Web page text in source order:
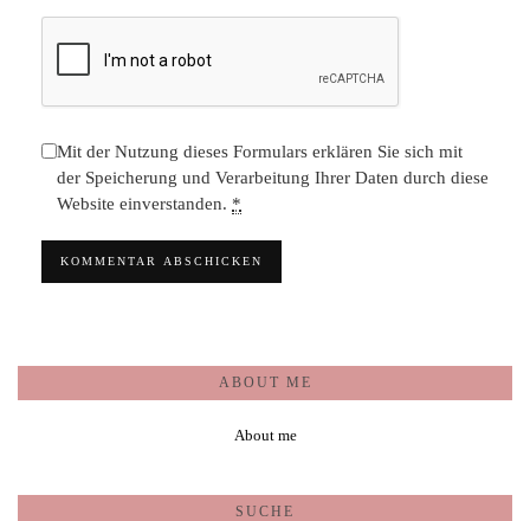
Mit der Nutzung dieses Formulars erklären Sie sich mit
der Speicherung und Verarbeitung Ihrer Daten durch diese
Website einverstanden. *
ABOUT ME
About me
SUCHE